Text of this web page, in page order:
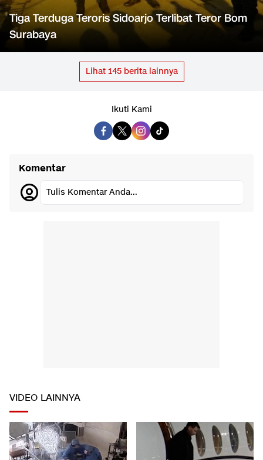
Tiga Terduga Teroris Sidoarjo Terlibat Teror Bom
Surabaya
Lihat 145berita lainnya
Ikuti Kami
Komentar
Tulis Komentar Anda...
VIDEO LAINNYA